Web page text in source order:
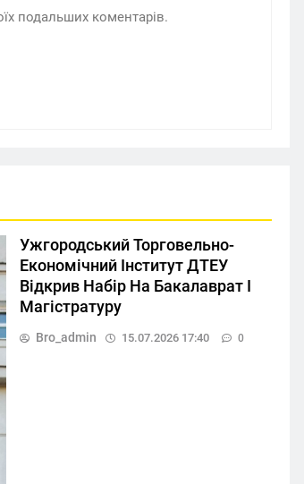
подальших коментарів.
Ужгородський Торговельно-
Економічний Інститут ДТЕУ
Відкрив Набір На Бакалаврат І
Магістратуру
Bro_admin 15.07.2026 17:40 0